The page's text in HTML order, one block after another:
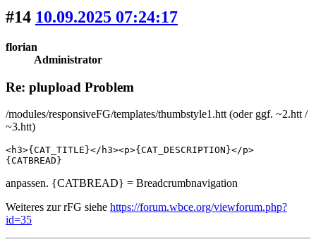
#14 10.09.2025 07:24:17
florian
Administrator
Re: plupload Problem
/modules/responsiveFG/templates/thumbstyle1.htt (oder ggf. ~2.htt /
~3.htt)
<h3>{CAT_TITLE}</h3><p>{CAT_DESCRIPTION}</p>
{CATBREAD}
anpassen. {CATBREAD} = Breadcrumbnavigation
Weiteres zur rFG siehe https://forum.wbce.org/viewforum.php?
id=35